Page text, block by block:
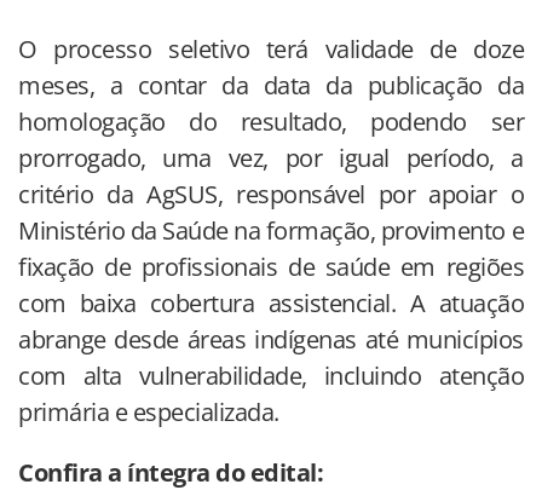
O processo seletivo terá validade de doze
meses, a contar da data da publicação da
homologação do resultado, podendo ser
prorrogado, uma vez, por igual período, a
critério da AgSUS, responsável por apoiar o
Ministério da Saúde na formação, provimento e
fixação de profissionais de saúde em regiões
com baixa cobertura assistencial. A atuação
abrange desde áreas indígenas até municípios
com alta vulnerabilidade, incluindo atenção
primária e especializada.
Confira a íntegra do edital: